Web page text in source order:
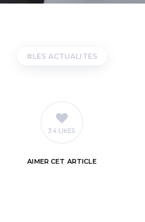
LES ACTUALITES
34 LIKES
AIMER CET ARTICLE